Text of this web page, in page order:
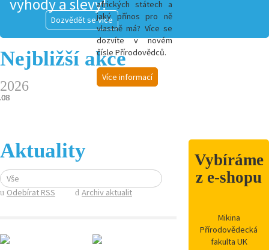
afrických státech a
jaký přínos pro ně
vlastně má? Více se
dozvíte v novém
čísle Přírodovědců.
Více informací
výhody a slevy!
Dozvědět se více
Nejbližší akce
2026
Aktuality
Vše
Odebírat RSS
Archiv aktualit
Vybíráme
z e-shopu
Mikina
Přírodovědecká
fakulta UK